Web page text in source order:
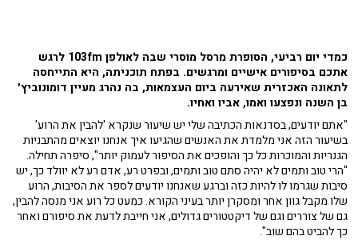
כמדי יום רביעי, הסופרת מרסל מוסרי שבה לאולפן 103fm לרגש
אתכם בסיפורים אישיים ומרגשים. בפתח תוכניתה, היא התייחסה
לתאונה האכזרית שאירעה ביום העצמאות, בה נהרג מעיין דומונוביץ׳
בן השנה ונפצעו ואמו, אביו ואחיו.
"אתם יודעים, בסדנאות הכתיבה שלי יש שיעור שנקרא 'להבין את הרוע'
בשיעור הזה אני מלמדת את האנשים שהגיעו איך אנחנו יוצאים מהתבניות
הגנריות והמוכרות כל כך והופכים את הסיפור לעמוק יותר", סיפרה תחילה.
"הרי טוב ותמים לא יהיה סתם טוב ותמים, ובפרט רע, אדם רע לא יוולד כך, יש
סיבות שגרמו לו להיות כזה וברגע שאנחנו יודעים לספר את הסיבות, הרוע
שלו מקבל גוון אחר ומסקרן יותר בעיני הקורא. כמעט כל רוע אני מנסה להבין,
גם של צוררים וגם של דיקטטורים גדולים, אני חייבת לדעת את סיפורם ואחר
כך להביט בהם שוב".